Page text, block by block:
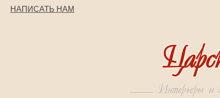
НАПИСАТЬ НАМ
Интерьеры и